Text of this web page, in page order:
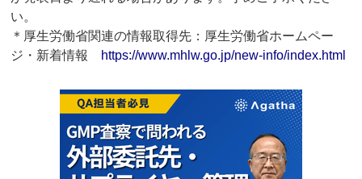
い。
＊厚生労働省関連の情報取得先：厚生労働省ホームペー
ジ・新着情報 https://www.mhlw.go.jp/new-info/index.html